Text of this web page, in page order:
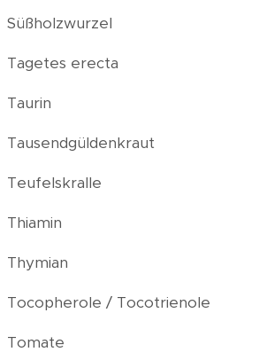
Süßholzwurzel
Tagetes erecta
Taurin
Tausendgüldenkraut
Teufelskralle
Thiamin
Thymian
Tocopherole / Tocotrienole
Tomate